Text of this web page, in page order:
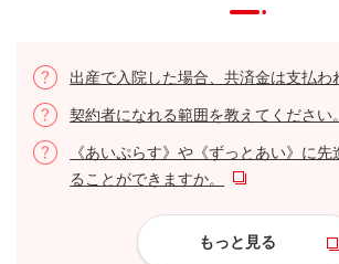
出産で入院した場合、共済金は支払わ
契約者になれる範囲を教えてください。
《あいぷらす》や《ずっとあい》に
ることができますか。
もっと見る